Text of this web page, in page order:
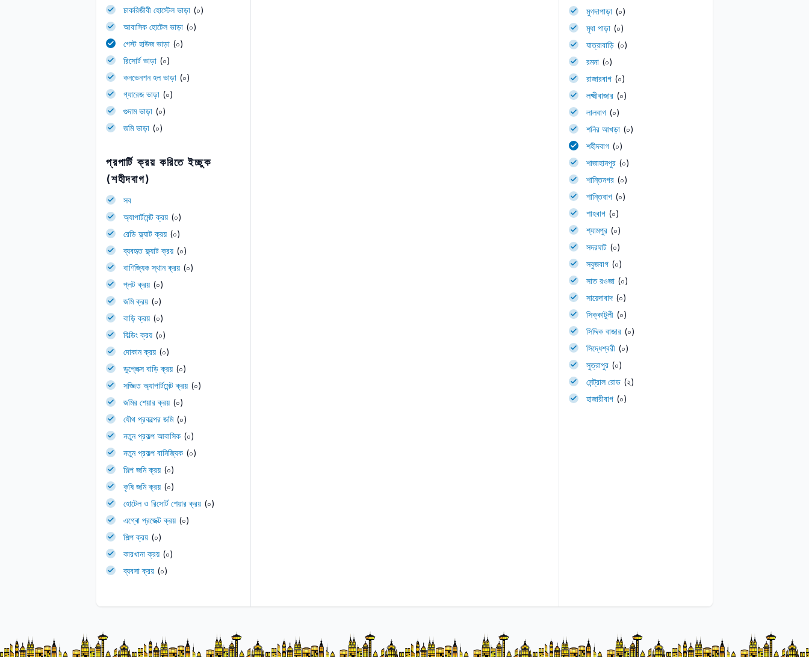
চাকরিজীবী হোস্টেল ভাড়া (০)
আবাসিক হোটেল ভাড়া (০)
গেস্ট হাউজ ভাড়া (০)
রিসোর্ট ভাড়া (০)
কনভেনশন হল ভাড়া (০)
গ্যারেজ ভাড়া (০)
গুদাম ভাড়া (০)
জমি ভাড়া (০)
প্রপার্টি ক্রয় করিতে ইচ্ছুক
(শহীদবাগ)
সব
অ্যাপার্টমেন্ট ক্রয় (০)
রেডি ফ্ল্যাট ক্রয় (০)
ব্যবহৃত ফ্ল্যাট ক্রয় (০)
বাণিজ্যিক স্থান ক্রয় (০)
প্লট ক্রয় (০)
জমি ক্রয় (০)
বাড়ি ক্রয় (০)
বিল্ডিং ক্রয় (০)
দোকান ক্রয় (০)
ডুপ্লেক্স বাড়ি ক্রয় (০)
সজ্জিত অ্যাপার্টমেন্ট ক্রয় (০)
জমির শেয়ার ক্রয় (০)
যৌথ প্রকল্পের জমি (০)
নতুন প্রকল্প আবাসিক (০)
নতুন প্রকল্প বানিজ্যিক (০)
শিল্প জমি ক্রয় (০)
কৃষি জমি ক্রয় (০)
হোটেল ও রিসোর্ট শেয়ার ক্রয় (০)
এগ্ৰো প্রজেক্ট ক্রয় (০)
শিল্প ক্রয় (০)
কারখানা ক্রয় (০)
ব্যবসা ক্রয় (০)
মুগদাপাড়া (০)
মৃধা পাড়া (০)
যাত্রাবাড়ি (০)
রমনা (০)
রাজারবাগ (০)
লক্ষ্মীবাজার (০)
লালবাগ (০)
শনির আখড়া (০)
শহীদবাগ (০)
শাজাহানপুর (০)
শান্তিনগর (০)
শান্তিবাগ (০)
শাহবাগ (০)
শ্যামপুর (০)
সদরঘাট (০)
সবুজবাগ (০)
সাত রওজা (০)
সায়েদাবাদ (০)
সিক্কাটুলী (০)
সিদ্দিক বাজার (০)
সিদ্ধেশ্বরী (০)
সুত্রাপুর (০)
সেন্ট্রাল রোড (২)
হাজারীবাগ (০)